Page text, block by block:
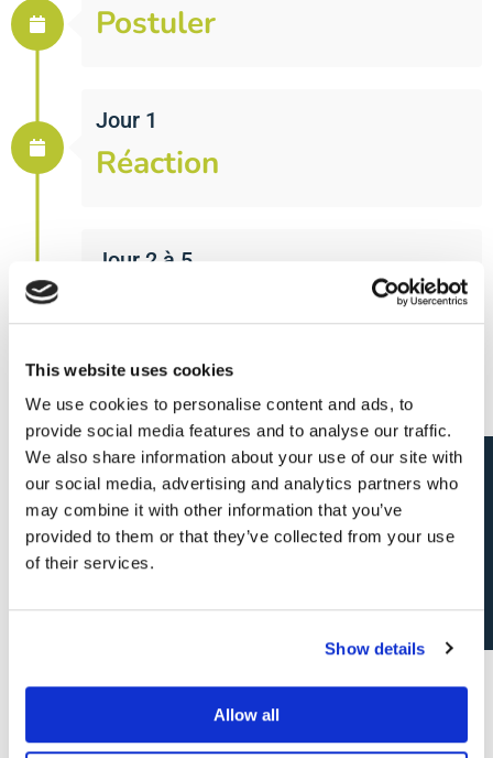
This website uses cookies
We use cookies to personalise content and ads, to
provide social media features and to analyse our traffic.
We also share information about your use of our site with
our social media, advertising and analytics partners who
may combine it with other information that you’ve
provided to them or that they’ve collected from your use
of their services.
Show details
Allow all
Postuler
Jour 1
Réaction
Jour 2 à 5
Jour 6 à 20
Chez le client
job!
Envie de plus d’informations sur le
processus de sélection?